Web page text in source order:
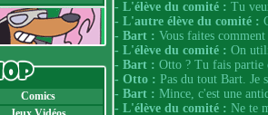
Comics
- L'élève du comité : Tu
- L'autre élève du comité :
- Bart : Vous faites
- L'élève du comité : On
- Bart : Otto ? Tu fais partie
- Otto : Pas du tout Bart. Je
- Bart : Mince, c'est une
- L'élève du comité : Ne te